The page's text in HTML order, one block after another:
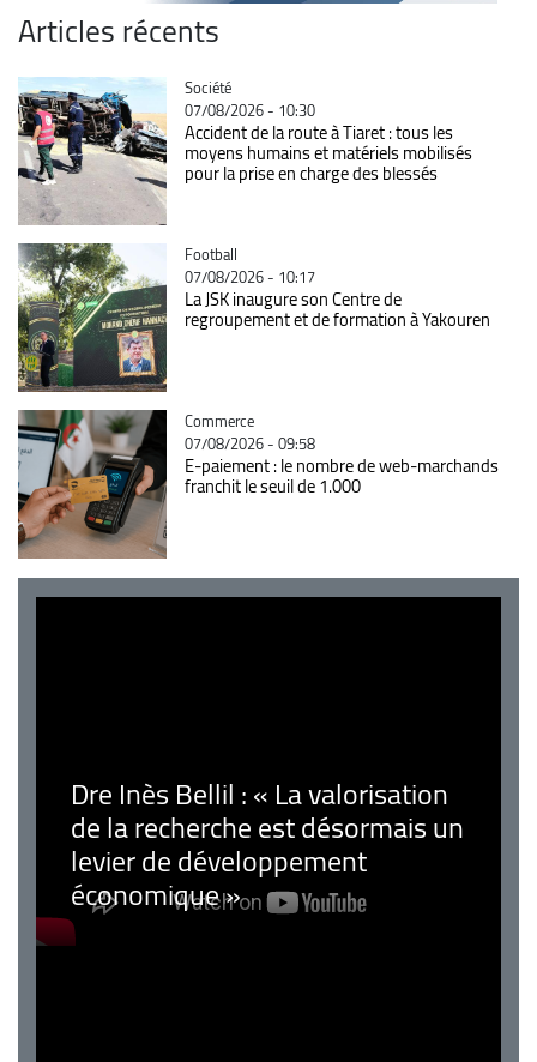
Articles récents
Catégorie
Société
07/08/2026 - 10:30
Accident de la route à Tiaret : tous les
moyens humains et matériels mobilisés
pour la prise en charge des blessés
Catégorie
Football
07/08/2026 - 10:17
La JSK inaugure son Centre de
regroupement et de formation à Yakouren
Catégorie
Commerce
07/08/2026 - 09:58
E-paiement : le nombre de web-marchands
franchit le seuil de 1.000
Dre Inès Bellil : « La valorisation
de la recherche est désormais un
levier de développement
économique »